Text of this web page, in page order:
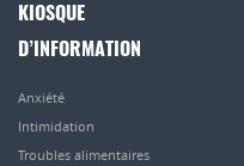
KIOSQUE
D’INFORMATION
Anxiété
Intimidation
Troubles alimentaires